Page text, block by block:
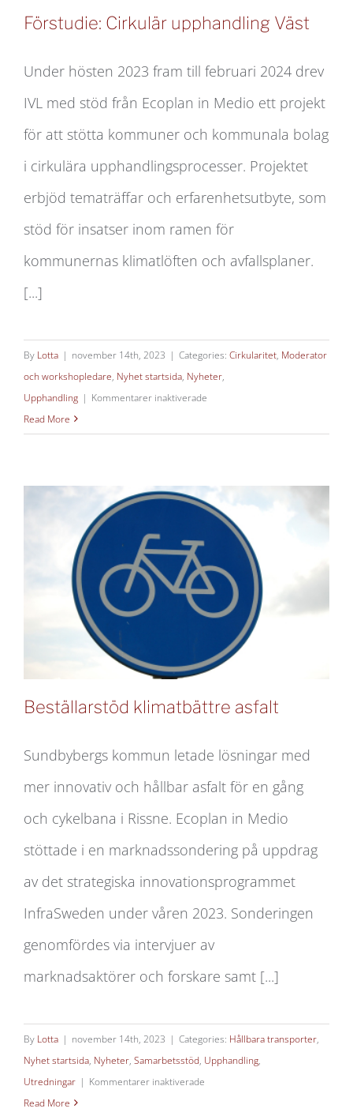
Förstudie: Cirkulär upphandling Väst
Förstudie: Cirkulär upphandling Väst
Under hösten 2023 fram till februari 2024 drev
IVL med stöd från Ecoplan in Medio ett projekt
för att stötta kommuner och kommunala bolag
i cirkulära upphandlingsprocesser. Projektet
erbjöd tematräffar och erfarenhetsutbyte, som
stöd för insatser inom ramen för
kommunernas klimatlöften och avfallsplaner.
[...]
By Lotta | november 14th, 2023 | Categories: Cirkularitet, Moderator
och workshopledare, Nyhet startsida, Nyheter,
Upphandling | Kommentarer inaktiverade
Read More
Beställarstöd klimatbättre asfalt
Beställarstöd klimatbättre asfalt
Sundbybergs kommun letade lösningar med
mer innovativ och hållbar asfalt för en gång
och cykelbana i Rissne. Ecoplan in Medio
stöttade i en marknadssondering på uppdrag
av det strategiska innovationsprogrammet
InfraSweden under våren 2023. Sonderingen
genomfördes via intervjuer av
marknadsaktörer och forskare samt [...]
By Lotta | november 14th, 2023 | Categories: Hållbara transporter,
Nyhet startsida, Nyheter, Samarbetsstöd, Upphandling,
Utredningar | Kommentarer inaktiverade
Read More